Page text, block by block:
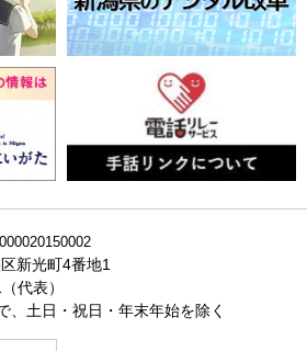
新光町4番地1
代表）
、土日・祝日・年末年始を除く